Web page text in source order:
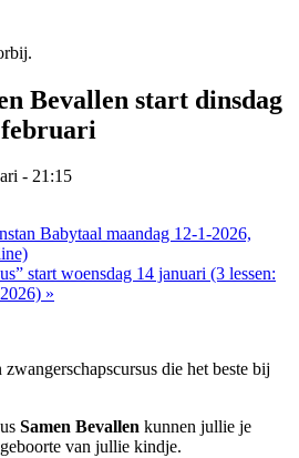
Bevallen start dinsdag
- 21:15
Babytaal maandag 12-1-2026,
start woensdag 14 januari (3 lessen:
»
die het beste bij
Samen Bevallen kunnen jullie je
van jullie kindje.